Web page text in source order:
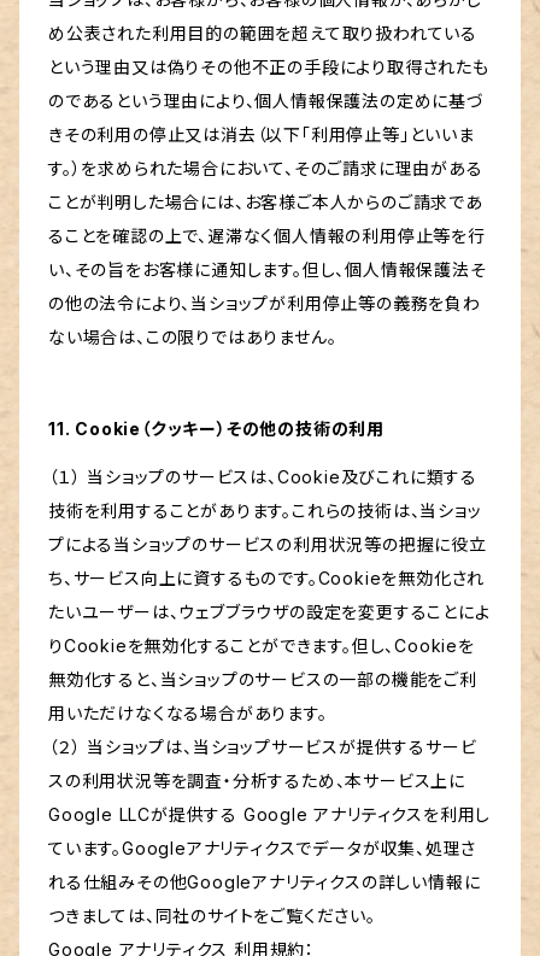
め公表された利用目的の範囲を超えて取り扱われている
という理由又は偽りその他不正の手段により取得されたも
のであるという理由により、個人情報保護法の定めに基づ
きその利用の停止又は消去（以下「利用停止等」といいま
す。）を求められた場合において、そのご請求に理由がある
ことが判明した場合には、お客様ご本人からのご請求であ
ることを確認の上で、遅滞なく個人情報の利用停止等を行
い、その旨をお客様に通知します。但し、個人情報保護法そ
の他の法令により、当ショップが利用停止等の義務を負わ
ない場合は、この限りではありません。
11. Cookie（クッキー）その他の技術の利用
（１） 当ショップのサービスは、Cookie及びこれに類する
技術を利用することがあります。これらの技術は、当ショッ
プによる当ショップのサービスの利用状況等の把握に役立
ち、サービス向上に資するものです。Cookieを無効化され
たいユーザーは、ウェブブラウザの設定を変更することによ
りCookieを無効化することができます。但し、Cookieを
無効化すると、当ショップのサービスの一部の機能をご利
用いただけなくなる場合があります。
（２） 当ショップは、当ショップサービスが提供するサービ
スの利用状況等を調査・分析するため、本サービス上に
Google LLCが提供する Google アナリティクスを利用し
ています。Googleアナリティクスでデータが収集、処理さ
れる仕組みその他Googleアナリティクスの詳しい情報に
つきましては、同社のサイトをご覧ください。
Google アナリティクス 利用規約：